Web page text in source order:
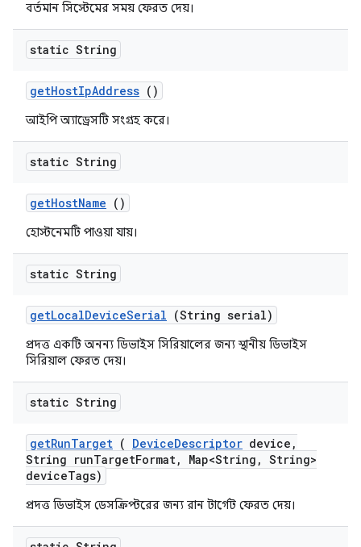
বর্তমান সিস্টেমের সময় ফেরত দেয়।
static String
getHostIpAddress ()
আইপি অ্যাড্রেসটি সংগ্রহ করে।
static String
getHostName ()
হোস্টনেমটি পাওয়া যায়।
static String
getLocalDeviceSerial (String serial)
প্রদত্ত একটি অনন্য ডিভাইস সিরিয়ালের জন্য স্থানীয় ডিভাইস
সিরিয়াল ফেরত দেয়।
static String
getRunTarget ( DeviceDescriptor device ,
String runTargetFormat, Map<String , String>
deviceTags)
প্রদত্ত ডিভাইস ডেসক্রিপ্টরের জন্য রান টার্গেট ফেরত দেয়।